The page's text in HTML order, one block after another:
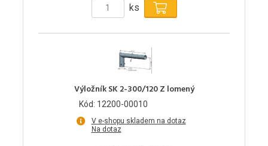
ks
Výložník SK 2-300/120 Z lomený
Kód: 12200-00010
V e-shopu skladem na dotaz
Na dotaz